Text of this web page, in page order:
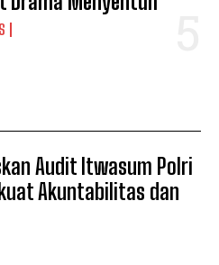
Audit Itwasum Polri
Akuntabilitas dan